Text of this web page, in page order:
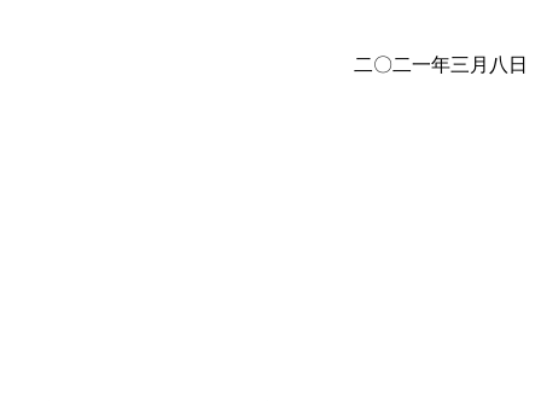
二〇二一年三月八日